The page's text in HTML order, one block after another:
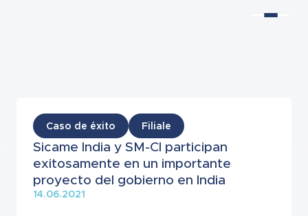
Noticias
Caso de éxito Filiale
Sicame India y SM-CI participan
exitosamente en un importante
proyecto del gobierno en India
14.06.2021